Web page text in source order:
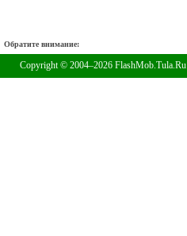
Обратите внимание:
Copyright © 2004–2026 FlashMob.Tula.Ru